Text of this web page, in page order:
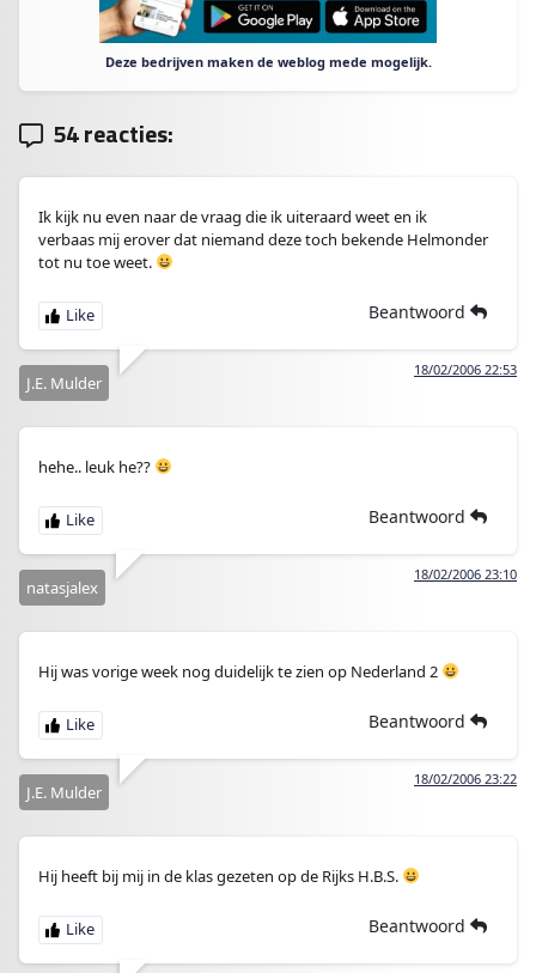
Deze bedrijven maken de weblog mede mogelijk.
54 reacties:
Ik kijk nu even naar de vraag die ik uiteraard weet en ik
verbaas mij erover dat niemand deze toch bekende Helmonder
tot nu toe weet.
Beantwoord
18/02/2006 22:53
J.E. Mulder
hehe.. leuk he??
Beantwoord
18/02/2006 23:10
natasjalex
Hij was vorige week nog duidelijk te zien op Nederland 2
Beantwoord
18/02/2006 23:22
J.E. Mulder
Hij heeft bij mij in de klas gezeten op de Rijks H.B.S.
Beantwoord